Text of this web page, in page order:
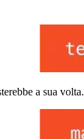
a sua volta.